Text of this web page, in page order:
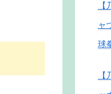
ャ
球